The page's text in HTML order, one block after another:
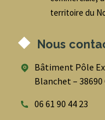
territoire du
Nous
Bâtiment Pôle
Blanchet – 38690
06 61 90 44 23